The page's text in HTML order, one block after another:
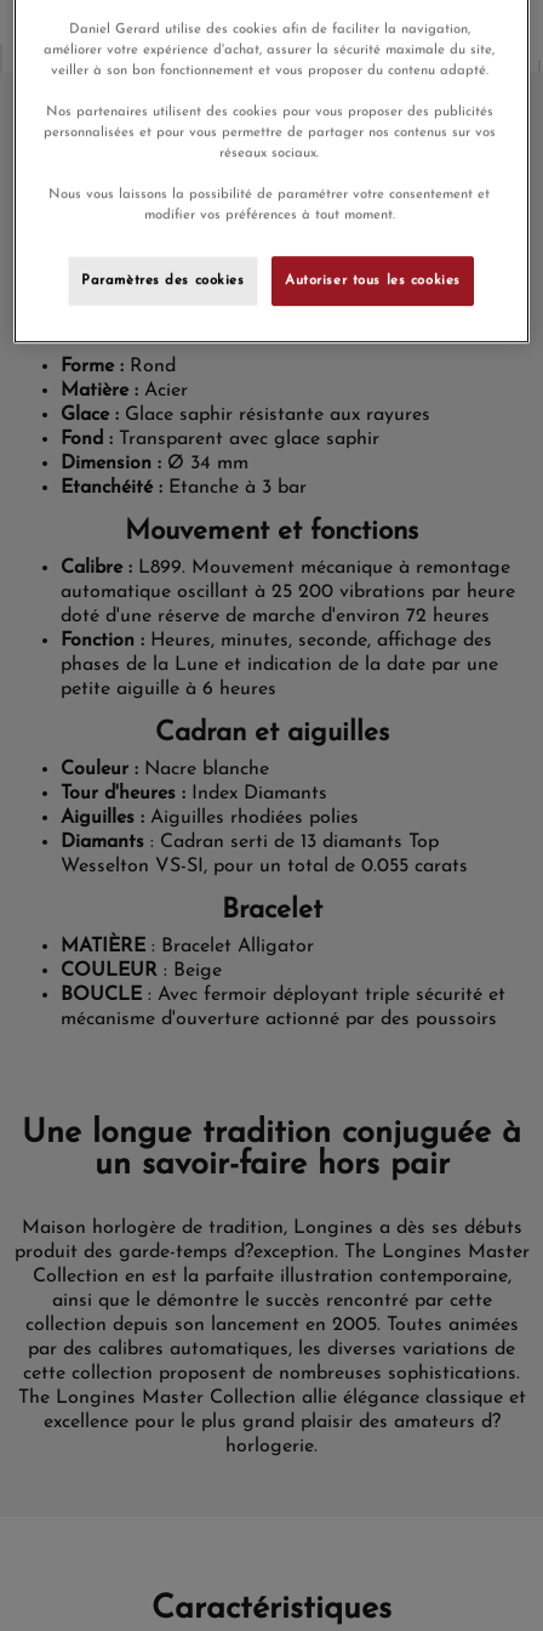
Montre Longines Master
Collection Auto Bracelet Cuir
Cadran Nacre
Boîtier
Forme : Rond
Matière : Acier
Glace : Glace saphir résistante aux rayures
Fond : Transparent avec glace saphir
Dimension : Ø 34 mm
Etanchéité : Etanche à 3 bar
Mouvement et fonctions
Calibre : L899. Mouvement mécanique à remontage
automatique oscillant à 25 200 vibrations par heure
doté d'une réserve de marche d'environ 72 heures
Fonction : Heures, minutes, seconde, affichage des
phases de la Lune et indication de la date par une
petite aiguille à 6 heures
Cadran et aiguilles
Couleur : Nacre blanche
Tour d'heures : Index Diamants
Aiguilles : Aiguilles rhodiées polies
Diamants : Cadran serti de 13 diamants Top
Wesselton VS-SI, pour un total de 0.055 carats
Bracelet
MATIÈRE : Bracelet Alligator
COULEUR : Beige
BOUCLE : Avec fermoir déployant triple sécurité et
mécanisme d'ouverture actionné par des poussoirs
Une longue tradition conjuguée à
un savoir-faire hors pair
Maison horlogère de tradition, Longines a dès ses débuts
produit des garde-temps d?exception. The Longines Master
Collection en est la parfaite illustration contemporaine,
ainsi que le démontre le succès rencontré par cette
collection depuis son lancement en 2005. Toutes animées
par des calibres automatiques, les diverses variations de
cette collection proposent de nombreuses sophistications.
The Longines Master Collection allie élégance classique et
excellence pour le plus grand plaisir des amateurs d?
horlogerie.
Caractéristiques
Daniel Gerard utilise des cookies afin de faciliter la navigation,
améliorer votre expérience d'achat, assurer la sécurité maximale du site,
veiller à son bon fonctionnement et vous proposer du contenu adapté.
Nos partenaires utilisent des cookies pour vous proposer des publicités
personnalisées et pour vous permettre de partager nos contenus sur vos
réseaux sociaux.
Nous vous laissons la possibilité de paramétrer votre consentement et
modifier vos préférences à tout moment.
Paramètres des cookies Autoriser tous les cookies